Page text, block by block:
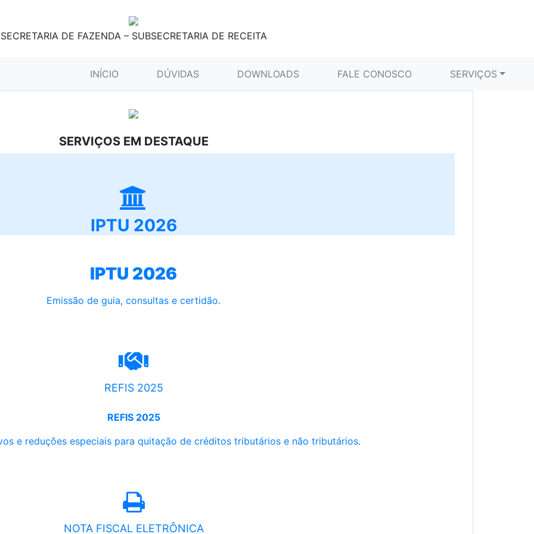
SECRETARIA DE FAZENDA – SUBSECRETARIA DE RECEITA
INÍCIO (CURRENT)DÚVIDAS DOWNLOADS FALE CONOSCO SERVIÇOS
SERVIÇOS EM DESTAQUE
IPTU 2026
IPTU 2026
Emissão de guia, consultas e certidão.
REFIS 2025
REFIS 2025
e reduções especiais para quitação de créditos tributários e não tributários.
NOTA FISCAL ELETRÔNICA